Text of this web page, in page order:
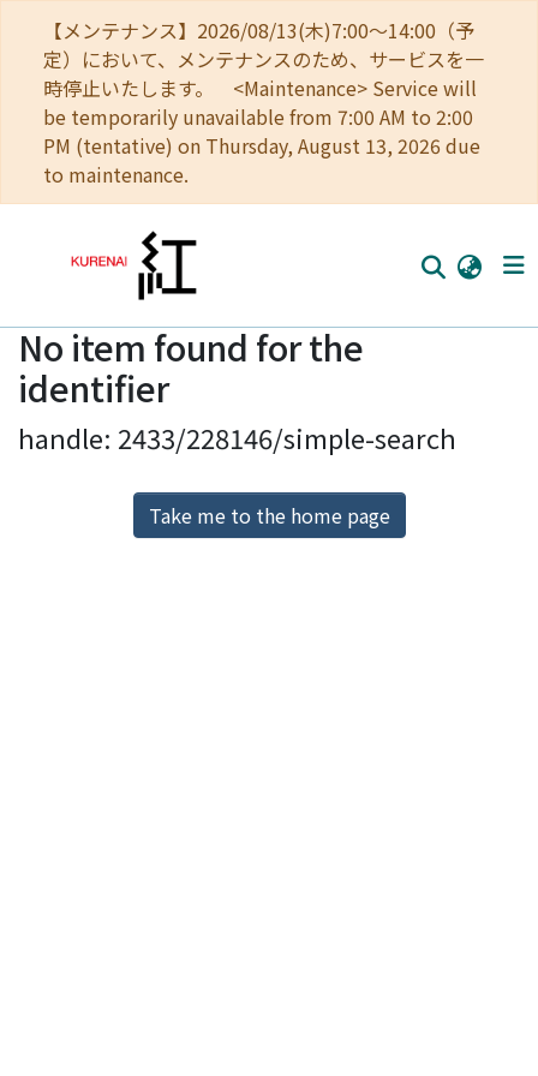
【メンテナンス】2026/08/13(木)7:00～14:00（予
定）において、メンテナンスのため、サービスを一
時停止いたします。 <Maintenance> Service will
be temporarily unavailable from 7:00 AM to 2:00
PM (tentative) on Thursday, August 13, 2026 due
to maintenance.
Home
Communities
Browse
Download Ranking
No item found for the
identifier
handle: 2433/228146/simple-search
Take me to the home page